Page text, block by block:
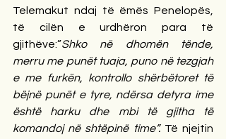
Telemakut ndaj të ëmës Penelopës,
të cilën e urdhëron para të
gjithëve:”Shko në dhomën tënde,
merru me punët tuaja, puno në tezgjah
e me furkën, kontrollo shërbëtoret të
bëjnë punët e tyre, ndërsa detyra ime
është harku dhe mbi të gjitha të
komandoj në shtëpinë time”. Të njejtin